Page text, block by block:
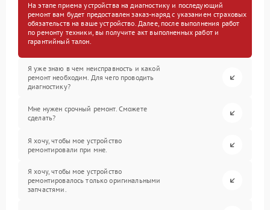
На этапе приема устройства на диагностику и последующий
ремонт вам будет предоставлен заказ-наряд с указанием страховых
обязательств на ваше устройство. Далее, после выполнения работ
по ремонту техники, вы получите акт выполненных работ и
гарантийный талон.
Я уже знаю в чем неисправность и какой
ремонт необходим. Для чего проводить
диагностику?
Мне нужен срочный ремонт. Сможете
сделать?
Я хочу, чтобы мое устройство
ремонтировали при мне.
Я хочу, чтобы мое устройство
ремонтировалось только оригинальными
запчастями.